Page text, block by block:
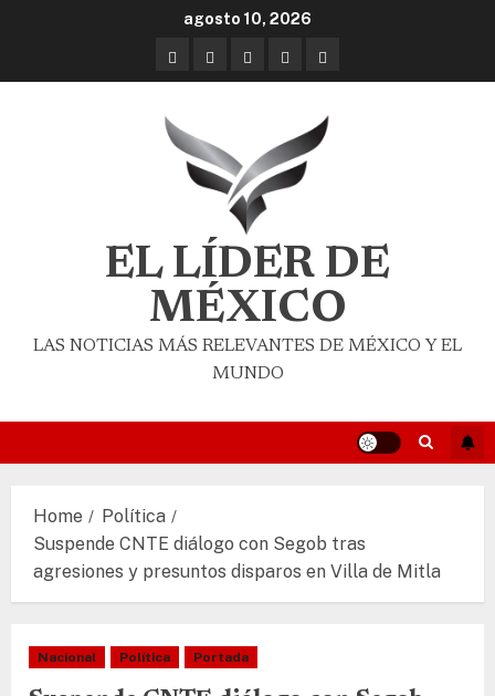
agosto 10, 2026
EL LÍDER DE
MÉXICO
LAS NOTICIAS MÁS RELEVANTES DE MÉXICO Y EL
MUNDO
Home
Política
Suspende CNTE diálogo con Segob tras
agresiones y presuntos disparos en Villa de Mitla
Nacional Política Portada